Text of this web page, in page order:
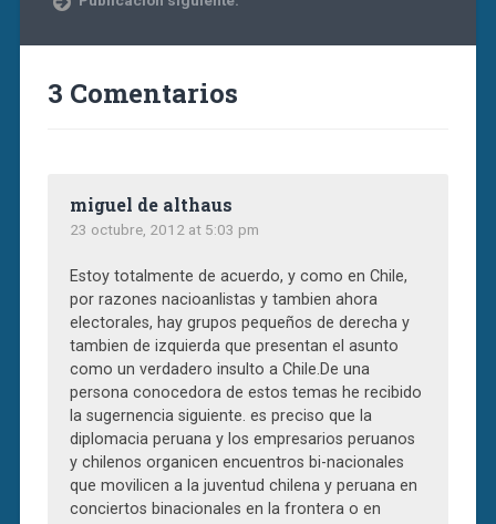
3 Comentarios
miguel de althaus
23 octubre, 2012 at 5:03 pm
Estoy totalmente de acuerdo, y como en Chile,
por razones nacioanlistas y tambien ahora
electorales, hay grupos pequeños de derecha y
tambien de izquierda que presentan el asunto
como un verdadero insulto a Chile.De una
persona conocedora de estos temas he recibido
la sugernencia siguiente. es preciso que la
diplomacia peruana y los empresarios peruanos
y chilenos organicen encuentros bi-nacionales
que movilicen a la juventud chilena y peruana en
conciertos binacionales en la frontera o en